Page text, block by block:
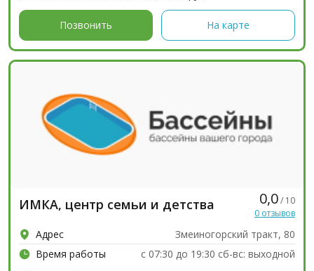
Позвонить На карте
ИМКА, центр семьи и детства 0,0/ 10
0 отзывов
Адрес
Змеиногорский тракт, 80
Время работы
c 07:30 до 19:30 сб-вс: выходной